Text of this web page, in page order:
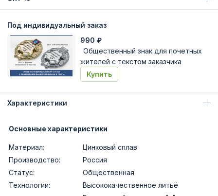
Под индивидуальный заказ
990 ₽
Общественный знак для почетных
жителей с текстом заказчика
Купить
Характеристики
Основные характеристики
Материал:
Цинковый сплав
Производство:
Россия
Статус:
Общественная
Технологии:
Высококачественное литьё